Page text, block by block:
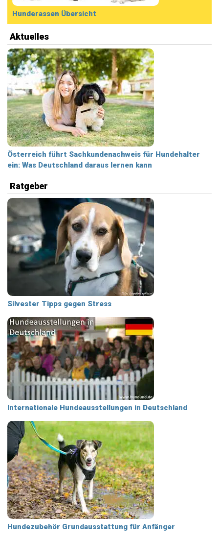
Hunderassen Übersicht
Aktuelles
Österreich führt Sachkundenachweis für Hundehalter
ein: Was Deutschland daraus lernen kann
Ratgeber
Silvester Tipps gegen Stress
Internationale Hundeausstellungen in Deutschland
Hundezubehör Grundausstattung für Anfänger